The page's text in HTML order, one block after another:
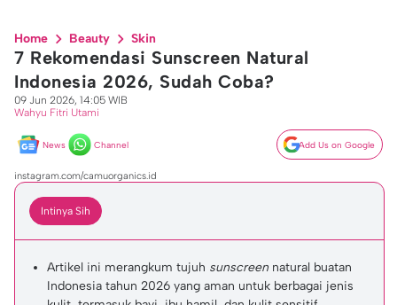
Home Beauty Skin
7 Rekomendasi Sunscreen Natural
Indonesia 2026, Sudah Coba?
09 Jun 2026, 14:05 WIB
Wahyu Fitri Utami
News Channel Add Us on Google
instagram.com/camuorganics.id
Intinya Sih
Artikel ini merangkum tujuh sunscreen natural buatan
Indonesia tahun 2026 yang aman untuk berbagai jenis